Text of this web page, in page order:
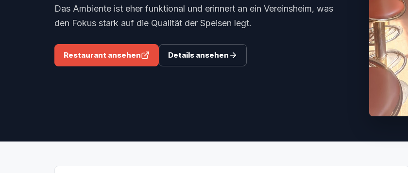
Das Ambiente ist eher funktional und erinnert an ein Vereinsheim, was
den Fokus stark auf die Qualität der Speisen legt.
Restaurant ansehen Details ansehen